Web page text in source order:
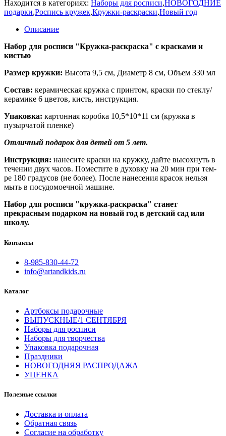
Находится в категориях: Наборы для росписи,НОВОГОДНИЕ
подарки,Роспись кружек,Кружки-раскраски,Новый год
Описание
Набор для росписи "Кружка-раскраска" с красками и
кистью
Размер кружки: Высота 9,5 см, Диаметр 8 см, Объем 330 мл
Состав: керамическая кружка с принтом, краски по стеклу/
керамике 6 цветов, кисть, инструкция.
Упаковка: картонная коробка 10,5*10*11 см (кружка в
пузырчатой пленке)
Отличный подарок для детей от 5 лет.
Инструкция: нанесите краски на кружку, дайте высохнуть в
течении двух часов. Поместите в духовку на 20 мин при тем-
ре 180 градусов (не более). После нанесения красок нельзя
мыть в посудомоечной машине.
Набор для росписи "кружка-раскраска" станет
прекрасным подарком на новый год в детский сад или
школу.
Контакты
8-985-830-44-72
info@artandkids.ru
Каталог
Артбоксы подарочные
ВЫПУСКНЫЕ/1 СЕНТЯБРЯ
Наборы для росписи
Наборы для творчества
Упаковка подарочная
Праздники
НОВОГОДНЯЯ РАСПРОДАЖА
УЦЕНКА
Полезные ссылки
Доставка и оплата
Обратная связь
Согласие на обработку